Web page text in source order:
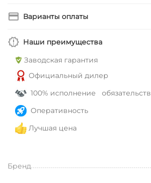
Варианты оплаты
Наши преимущества
Заводская гарантия
Официальный дилер
100% исполнение обязательств
Оперативность
Лучшая цена
Бренд